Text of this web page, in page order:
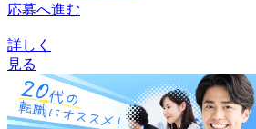
応募へ進む
詳しく
見る